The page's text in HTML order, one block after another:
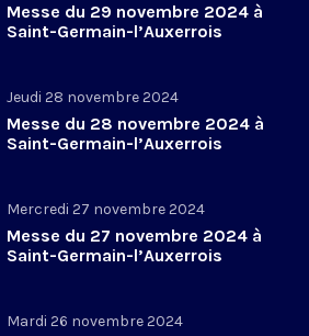
Messe du 29 novembre 2024 à
Saint-Germain-l’Auxerrois
Jeudi 28 novembre 2024
Messe du 28 novembre 2024 à
Saint-Germain-l’Auxerrois
Mercredi 27 novembre 2024
Messe du 27 novembre 2024 à
Saint-Germain-l’Auxerrois
Mardi 26 novembre 2024